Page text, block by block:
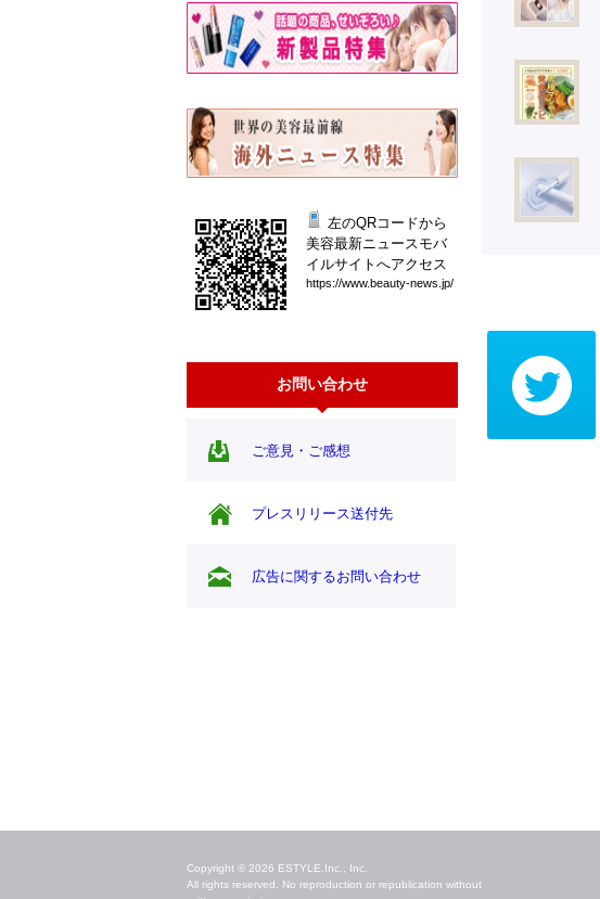
左のQRコードから
美容最新ニュースモバ
イルサイトへアクセス
https://www.beauty-news. jp/
お問い合わせ
ご意見・ご感想
プレスリリース送付先
広告に関するお問い合わせ
Copyright © 2026 ESTYLE,Inc., Inc.
All rights reserved. No reproduction or republication without